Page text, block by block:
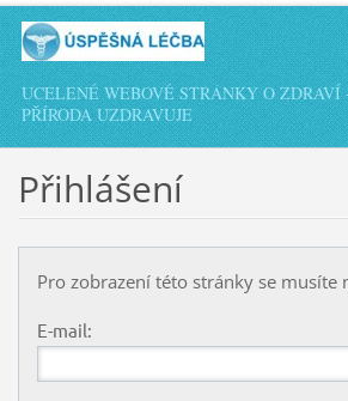
UCELENÉ WEBOVÉ STRÁNKY O ZDRAVÍ
PŘÍRODA UZDRAVUJE
Přihlášení
Pro zobrazení této stránky se musíte
E-mail: